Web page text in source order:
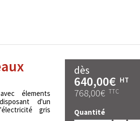
élements
d'un
gris
dès
640,00€ HT
768,00€ TTC
Quantité